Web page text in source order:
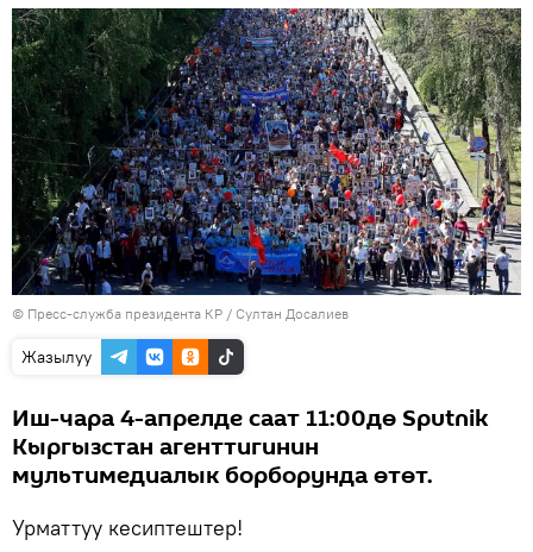
© Пресс-служба президента КР / Султан Досалиев
Жазылуу
Иш-чара 4-апрелде саат 11:00дө Sputnik
Кыргызстан агенттигинин
мультимедиалык борборунда өтөт.
Урматтуу кесиптештер!